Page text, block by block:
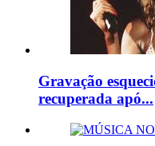
Gravação
recuperada apó...